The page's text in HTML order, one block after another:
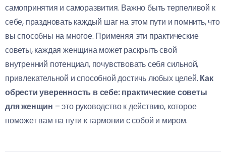
самопринятия и саморазвития. Важно быть терпеливой к
себе, праздновать каждый шаг на этом пути и помнить, что
вы способны на многое. Применяя эти практические
советы, каждая женщина может раскрыть свой
внутренний потенциал, почувствовать себя сильной,
привлекательной и способной достичь любых целей. Как
обрести уверенность в себе: практические советы
для женщин – это руководство к действию, которое
поможет вам на пути к гармонии с собой и миром.